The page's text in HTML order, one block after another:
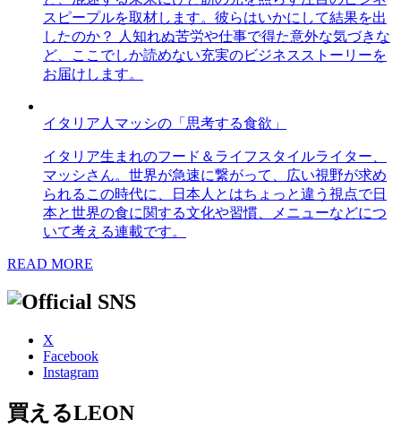
スピープルを取材します。彼らはいかにして結果を出
したのか？ 人知れぬ苦労や仕事で得た意外な気づきな
ど、ここでしか読めない充実のビジネスストーリーを
お届けします。
イタリア人マッシの「思考する食欲」
イタリア生まれのフード＆ライフスタイルライター、
マッシさん。世界が急速に繋がって、広い視野が求め
られるこの時代に、日本人とはちょっと違う視点で日
本と世界の食に関する文化や習慣、メニューなどにつ
いて考える連載です。
READ MORE
X
Facebook
Instagram
買えるLEON